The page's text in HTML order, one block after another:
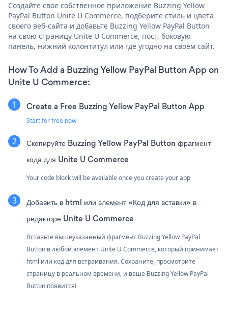
Создайте свое собственное приложение Buzzing Yellow
PayPal Button Unite U Commerce, подберите стиль и цвета
своего веб-сайта и добавьте Buzzing Yellow PayPal Button
на свою страницу Unite U Commerce, пост, боковую
панель, нижний колонтитул или где угодно на своем сайт.
How To Add a Buzzing Yellow PayPal Button App on
Unite U Commerce:
Create a Free Buzzing Yellow PayPal Button App
Start for free now
Скопируйте Buzzing Yellow PayPal Button фрагмент
кода для Unite U Commerce
Your code block will be available once you create your app
Добавить в html или элемент «Код для вставки» в
редакторе Unite U Commerce
Вставьте вышеуказанный фрагмент Buzzing Yellow PayPal
Button в любой элемент Unite U Commerce, который принимает
html или код для встраивания. Сохраните, просмотрите
страницу в реальном времени, и ваше Buzzing Yellow PayPal
Button появится!